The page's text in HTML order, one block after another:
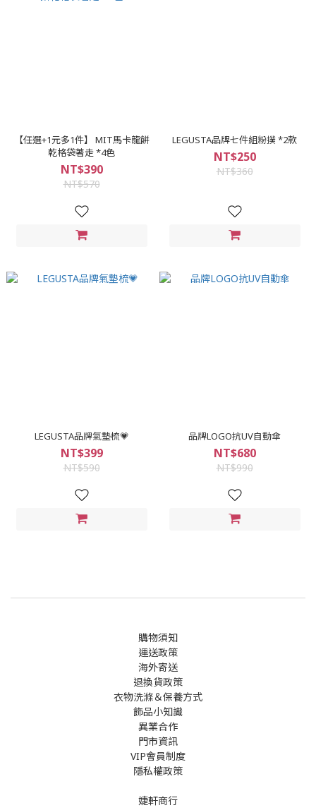
【任選+1元多1件】 MIT馬卡龍餅
乾格袋著走 *4色
NT$390
NT$570
LEGUSTA品牌七件組粉撲 *2款
NT$250
NT$360
LEGUSTA品牌氣墊梳💗
NT$399
NT$590
品牌LOGO抗UV自動傘
NT$680
NT$990
購物須知
運送政策
海外寄送
退換貨政策
衣物洗滌＆保養方式
飾品小知識
異業合作
門市資訊
VIP會員制度
隱私權政策
婕軒商行